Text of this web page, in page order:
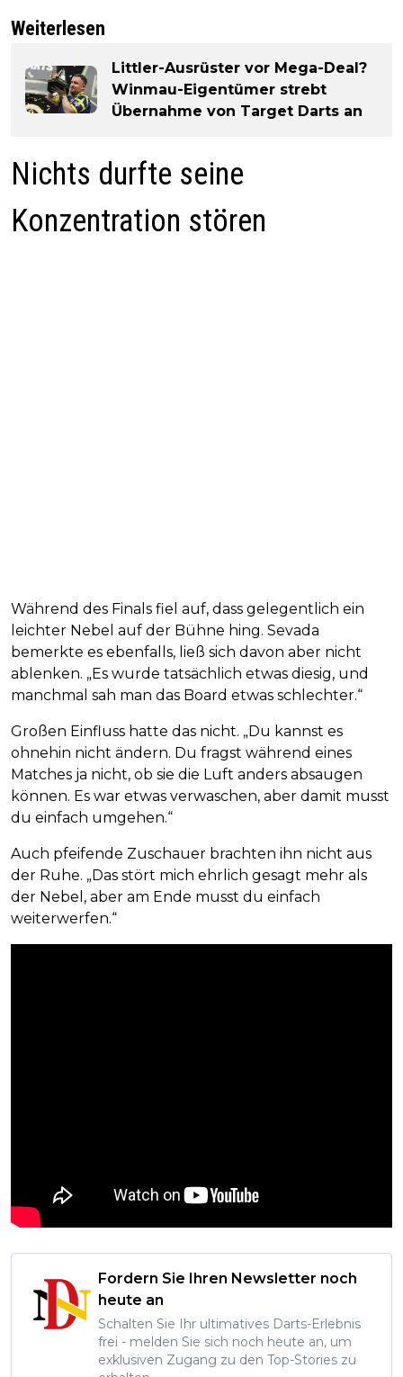
Weiterlesen
Littler-Ausrüster vor Mega-Deal?
Winmau-Eigentümer strebt
Übernahme von Target Darts an
Nichts durfte seine
Konzentration stören
Während des Finals fiel auf, dass gelegentlich ein
leichter Nebel auf der Bühne hing. Sevada
bemerkte es ebenfalls, ließ sich davon aber nicht
ablenken. „Es wurde tatsächlich etwas diesig, und
manchmal sah man das Board etwas schlechter.“
Großen Einfluss hatte das nicht. „Du kannst es
ohnehin nicht ändern. Du fragst während eines
Matches ja nicht, ob sie die Luft anders absaugen
können. Es war etwas verwaschen, aber damit musst
du einfach umgehen.“
Auch pfeifende Zuschauer brachten ihn nicht aus
der Ruhe. „Das stört mich ehrlich gesagt mehr als
der Nebel, aber am Ende musst du einfach
weiterwerfen.“
Fordern Sie Ihren Newsletter noch
heute an
Schalten Sie Ihr ultimatives Darts-Erlebnis
frei - melden Sie sich noch heute an, um
exklusiven Zugang zu den Top-Stories zu